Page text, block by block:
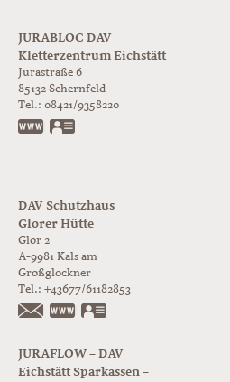
JURABLOC DAV
Kletterzentrum Eichstätt
Jurastraße 6
85132 Schernfeld
Tel.: 08421/9358220
www.jurabloc.de
DAV Schutzhaus
Glorer Hütte
Glor 2
A-9981 Kals am
Großglockner
Tel.: +43677/61182853
https://www.glorer-huette.at/
JURAFLOW – DAV
Eichstätt Sparkassen –